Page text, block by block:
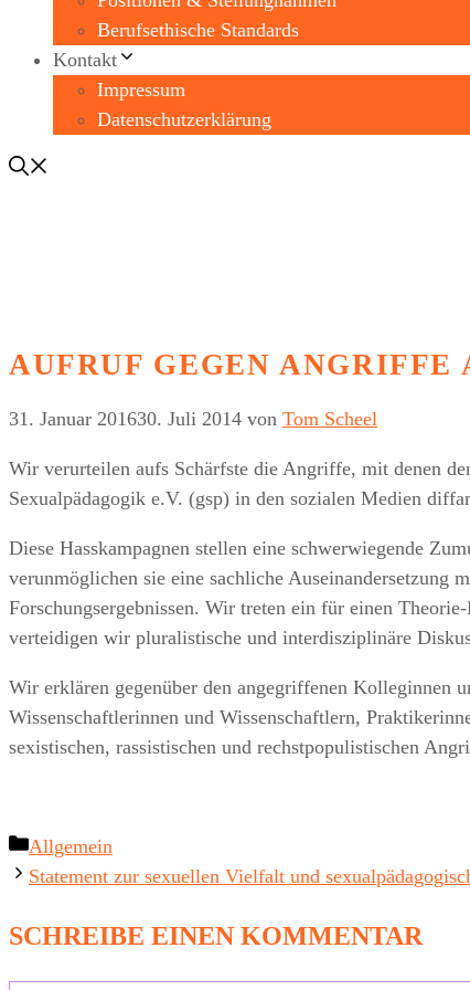
Berufsethische Standards
Kontakt
Impressum
Datenschutzerklärung
AUFRUF GEGEN ANGRIFFE
31. Januar 201630. Juli 2014 von Tom Scheel
Wir verurteilen aufs Schärfste die Angriffe, mit denen
Sexualpädagogik e.V. (gsp) in den sozialen Medien
Diese Hasskampagnen stellen eine schwerwiegende
verunmöglichen sie eine sachliche Auseinandersetzung
Forschungsergebnissen. Wir treten ein für einen
verteidigen wir pluralistische und interdisziplinäre
Wir erklären gegenüber den angegriffenen Kolleginnen
Wissenschaftlerinnen und Wissenschaftlern,
sexistischen, rassistischen und rechstpopulistischen
Kategorien
Allgemein
Statement zur sexuellen Vielfalt und
SCHREIBE EINEN KOMMENTAR